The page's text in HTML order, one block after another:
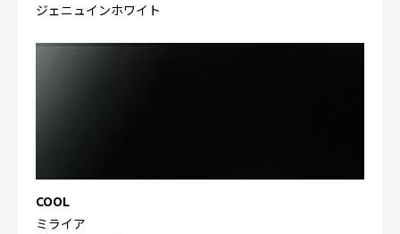
ジェニュインホワイト
COOL
ミライア